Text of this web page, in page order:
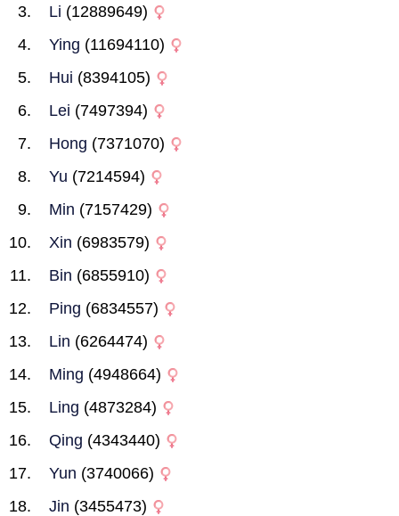
Li (12889649)
Ying (11694110)
Hui (8394105)
Lei (7497394)
Hong (7371070)
Yu (7214594)
Min (7157429)
Xin (6983579)
Bin (6855910)
Ping (6834557)
Lin (6264474)
Ming (4948664)
Ling (4873284)
Qing (4343440)
Yun (3740066)
Jin (3455473)